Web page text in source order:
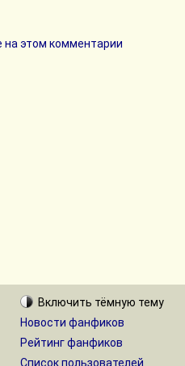
этом комментарии
Включить тёмную тему
Новости фанфиков
Рейтинг фанфиков
Список пользователей